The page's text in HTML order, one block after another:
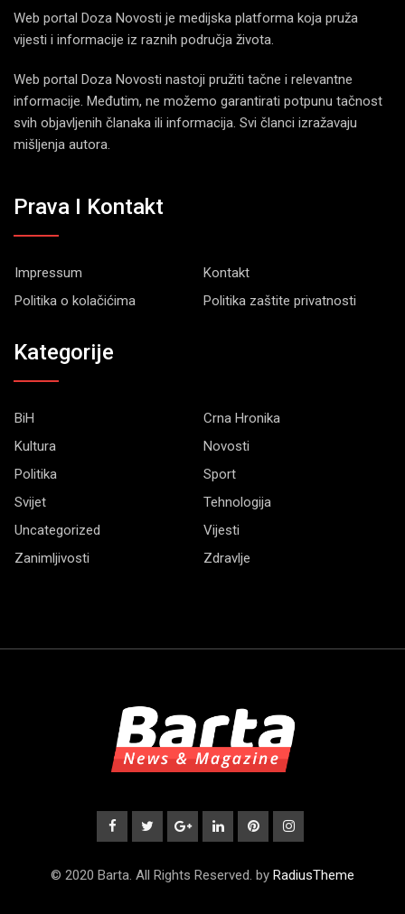
Web portal Doza Novosti je medijska platforma koja pruža
vijesti i informacije iz raznih područja života.
Web portal Doza Novosti nastoji pružiti tačne i relevantne
informacije. Međutim, ne možemo garantirati potpunu tačnost
svih objavljenih članaka ili informacija. Svi članci izražavaju
mišljenja autora.
Prava I Kontakt
Impressum
Kontakt
Politika o kolačićima
Politika zaštite privatnosti
Kategorije
BiH
Crna Hronika
Kultura
Novosti
Politika
Sport
Svijet
Tehnologija
Uncategorized
Vijesti
Zanimljivosti
Zdravlje
© 2020 Barta. All Rights Reserved. by RadiusTheme